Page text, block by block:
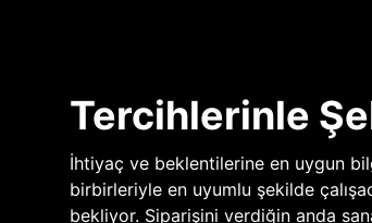
Tercihlerinle
İhtiyaç ve beklentilerine en uygun
birbirleriyle en uyumlu şekilde
bekliyor. Siparişini verdiğin anda